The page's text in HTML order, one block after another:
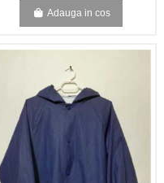
Adauga in cos